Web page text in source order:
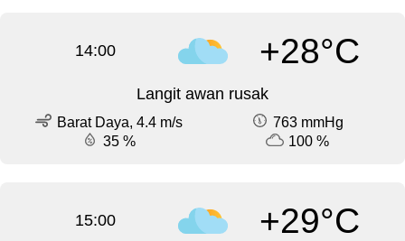
14:00 +28°C
Langit awan rusak
Barat Daya, 4.4 m/s
763 mmHg
35 %
100 %
15:00 +29°C